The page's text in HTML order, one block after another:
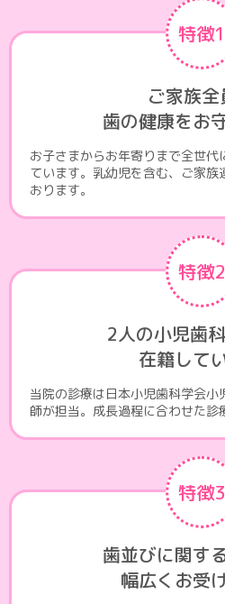
特徴1
ご家族全
歯の健康をお
お子さまからお年寄りまで全世代
ています。乳幼児を含む、ご家族
おります。
特徴2
2人の小児歯
在籍して
当院の診療は日本小児歯科学会小
師が担当。成長過程に合わせた診
特徴3
歯並びに関す
幅広くお受